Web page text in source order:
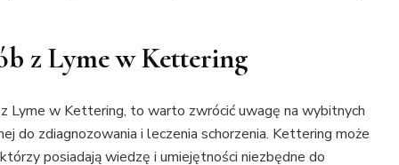
z Lyme w Kettering
Lyme w Kettering, to warto zwrócić uwagę na wybitnych
do zdiagnozowania i leczenia schorzenia. Kettering może
posiadają wiedzę i umiejętności niezbędne do